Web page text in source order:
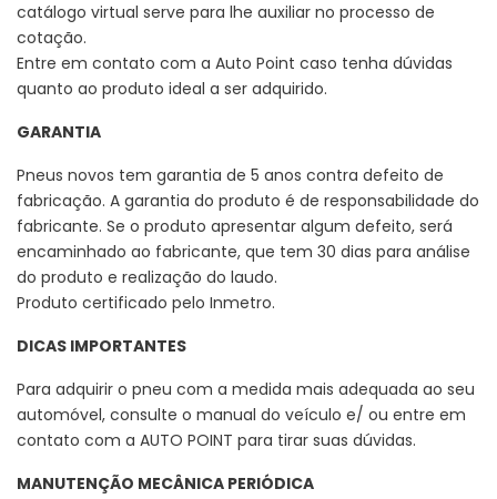
catálogo virtual serve para lhe auxiliar no processo de
cotação.
Entre em contato com a Auto Point caso tenha dúvidas
quanto ao produto ideal a ser adquirido.
GARANTIA
Pneus novos tem garantia de 5 anos contra defeito de
fabricação. A garantia do produto é de responsabilidade do
fabricante. Se o produto apresentar algum defeito, será
encaminhado ao fabricante, que tem 30 dias para análise
do produto e realização do laudo.
Produto certificado pelo Inmetro.
DICAS IMPORTANTES
Para adquirir o pneu com a medida mais adequada ao seu
automóvel, consulte o manual do veículo e/ ou entre em
contato com a AUTO POINT para tirar suas dúvidas.
MANUTENÇÃO MECÂNICA PERIÓDICA